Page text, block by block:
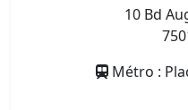
10 Bd
Métro :